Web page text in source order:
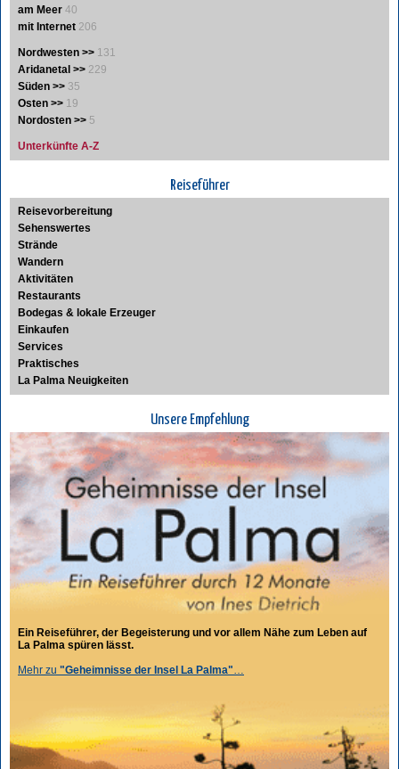
am Meer 40
mit Internet 206
Nordwesten >> 131
Aridanetal >> 229
Süden >> 35
Osten >> 19
Nordosten >> 5
Unterkünfte A-Z
Reiseführer
Reisevorbereitung
Sehenswertes
Strände
Wandern
Aktivitäten
Restaurants
Bodegas & lokale Erzeuger
Einkaufen
Services
Praktisches
La Palma Neuigkeiten
Unsere Empfehlung
Ein Reiseführer, der Begeisterung und vor allem Nähe zum Leben auf
La Palma spüren lässt.
Mehr zu "Geheimnisse der Insel La Palma"…